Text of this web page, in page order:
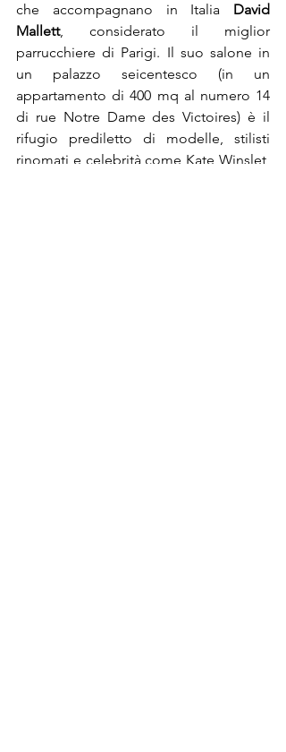
che accompagnano in Italia David
Mallett, considerato il miglior
parrucchiere di Parigi. Il suo salone in
un palazzo seicentesco (in un
appartamento di 400 mq al numero 14
di rue Notre Dame des Victoires) è il
rifugio prediletto di modelle, stilisti
rinomati e celebrità come Kate Winslet,